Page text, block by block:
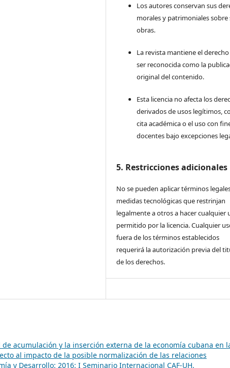
Los autores conservan sus
morales y patrimoniales sobre
obras.
La revista mantiene el
ser reconocida como la
original del contenido.
Esta licencia no afecta los
derivados de usos legítimos,
cita académica o el uso con
docentes bajo excepciones
5. Restricciones adicionales
No se pueden aplicar términos
medidas tecnológicas que restrinjan
legalmente a otros a hacer cualquier
permitido por la licencia. Cualquier
fuera de los términos establecidos
requerirá la autorización previa del
de los derechos.
de acumulación y la inserción externa de la economía cubana en
al impacto de la posible normalización de las relaciones
y Desarrollo: 2016: I Seminario Internacional CAF-UH.